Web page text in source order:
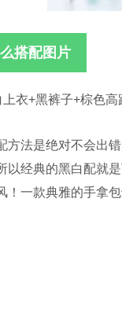
搭配图片
衣+黑裤子+棕色高
方法是绝对不会出
以经典的黑白配就
！一款典雅的手拿包